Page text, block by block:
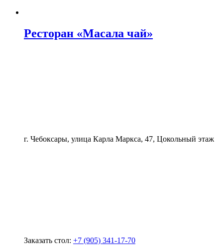
Ресторан «Масала чай»
г. Чебоксары, улица Карла Маркса, 47, Цокольный этаж
Заказать стол: +7 (905) 341-17-70